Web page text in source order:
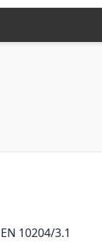
EN 10204/3.1